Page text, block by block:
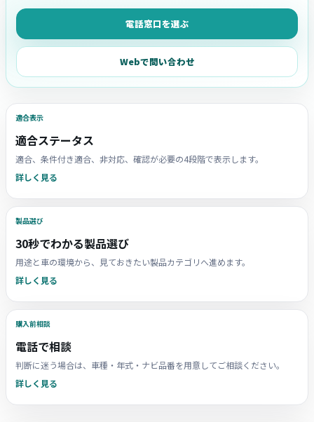
電話窓口を選ぶ
Webで問い合わせ
適合表示
適合ステータス
適合、条件付き適合、非対応、確認が必要の4段階で表示します。
詳しく見る
製品選び
30秒でわかる製品選び
用途と車の環境から、見ておきたい製品カテゴリへ進めます。
詳しく見る
購入前相談
電話で相談
判断に迷う場合は、車種・年式・ナビ品番を用意してご相談ください。
詳しく見る